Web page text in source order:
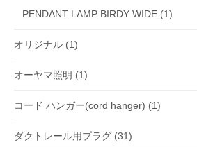
PENDANT LAMP BIRDY WIDE (1)
オリジナル (1)
オーヤマ照明 (1)
コード ハンガー(cord hanger) (1)
ダクトレール用プラグ (31)